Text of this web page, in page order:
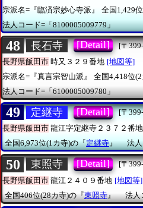
宗派名=『臨済宗妙心寺派』
全国1,429
法人コード=「8100005009779」
48 長石寺 [Detail]
[〒
長野県飯田市 時又３２９番地 [地図等]
宗派名=『真言宗智山派』
全国4,418位
法人コード=「6100005009780」
49 定継寺 [Detail]
[〒
長野県飯田市 龍江字定継寺２３７２番地
全国6,973位(1カ寺)の『定継寺』 法
50 東照寺 [Detail]
[〒
長野県飯田市 龍江２４０９番地 [地図等]
全国406位(28カ寺)の『東照寺』 法人